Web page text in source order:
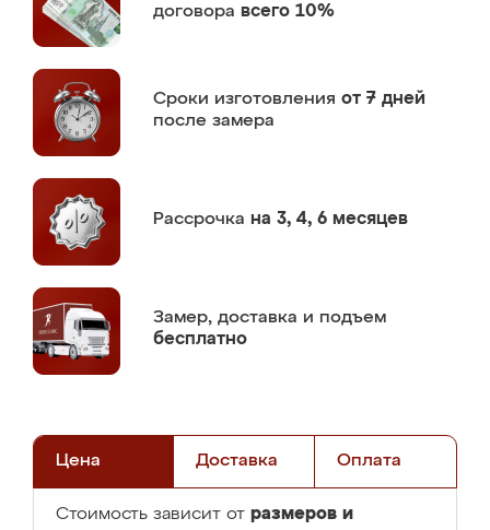
договора всего 10%
Сроки изготовления от 7 дней
после замера
Рассрочка на 3, 4, 6 месяцев
Замер, доставка и подъем
бесплатно
Цена Доставка Оплата
Стоимость зависит от размеров и